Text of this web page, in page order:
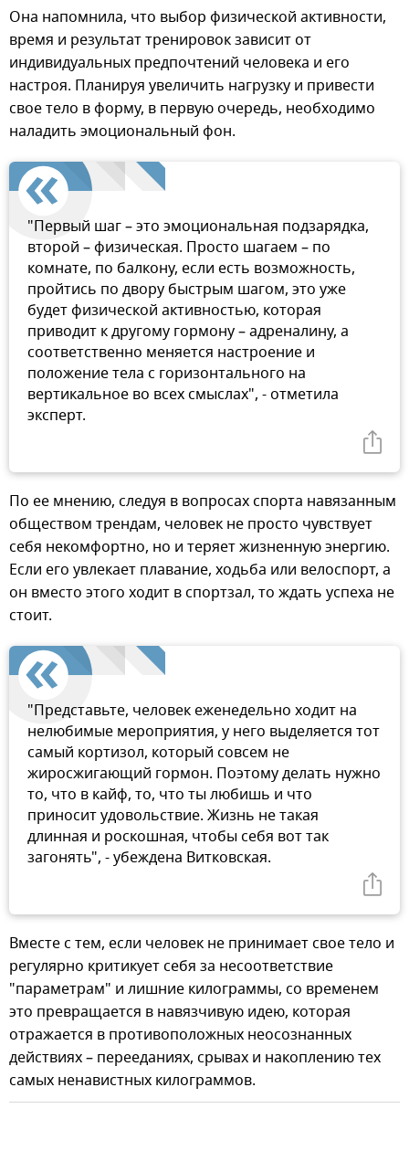
Она напомнила, что выбор физической активности,
время и результат тренировок зависит от
индивидуальных предпочтений человека и его
настроя. Планируя увеличить нагрузку и привести
свое тело в форму, в первую очередь, необходимо
наладить эмоциональный фон.
"Первый шаг – это эмоциональная подзарядка,
второй – физическая. Просто шагаем – по
комнате, по балкону, если есть возможность,
пройтись по двору быстрым шагом, это уже
будет физической активностью, которая
приводит к другому гормону – адреналину, а
соответственно меняется настроение и
положение тела с горизонтального на
вертикальное во всех смыслах", - отметила
эксперт.
По ее мнению, следуя в вопросах спорта навязанным
обществом трендам, человек не просто чувствует
себя некомфортно, но и теряет жизненную энергию.
Если его увлекает плавание, ходьба или велоспорт, а
он вместо этого ходит в спортзал, то ждать успеха не
стоит.
"Представьте, человек еженедельно ходит на
нелюбимые мероприятия, у него выделяется тот
самый кортизол, который совсем не
жиросжигающий гормон. Поэтому делать нужно
то, что в кайф, то, что ты любишь и что
приносит удовольствие. Жизнь не такая
длинная и роскошная, чтобы себя вот так
загонять", - убеждена Витковская.
Вместе с тем, если человек не принимает свое тело и
регулярно критикует себя за несоответствие
"параметрам" и лишние килограммы, со временем
это превращается в навязчивую идею, которая
отражается в противоположных неосознанных
действиях – перееданиях, срывах и накоплению тех
самых ненавистных килограммов.